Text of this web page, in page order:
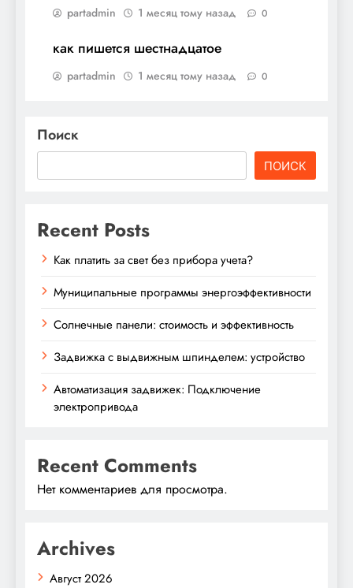
partadmin 1 месяц тому назад 0
как пишется шестнадцатое
partadmin 1 месяц тому назад 0
Поиск
ПОИСК
Recent Posts
Как платить за свет без прибора учета?
Муниципальные программы энергоэффективности
Солнечные панели: стоимость и эффективность
Задвижка с выдвижным шпинделем: устройство
Автоматизация задвижек: Подключение
электропривода
Recent Comments
Нет комментариев для просмотра.
Archives
Август 2026